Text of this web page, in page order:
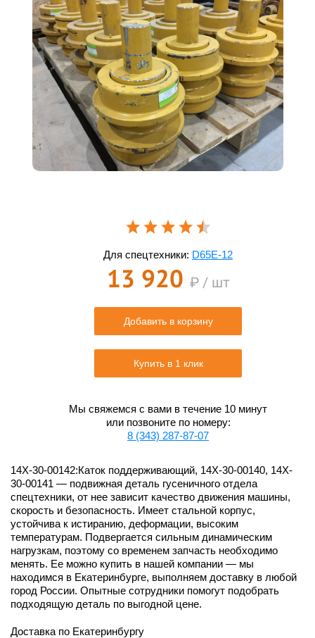
Для спецтехники: D65E-12
13 920 ₽ / шт
Добавить в корзину
Купить в 1 клик
Мы свяжемся с вами в течение 10 минут
или позвоните по номеру:
8 (343) 287-87-07
14X-30-00142:Каток поддерживающий, 14X-30-00140, 14X-
30-00141 — подвижная деталь гусеничного отдела
спецтехники, от нее зависит качество движения машины,
скорость и безопасность. Имеет стальной корпус,
устойчива к истиранию, деформации, высоким
температурам. Подвергается сильным динамическим
нагрузкам, поэтому со временем запчасть необходимо
менять. Ее можно купить в нашей компании — мы
находимся в Екатеринбурге, выполняем доставку в любой
город России. Опытные сотрудники помогут подобрать
подходящую деталь по выгодной цене.
Доставка по Екатеринбургу